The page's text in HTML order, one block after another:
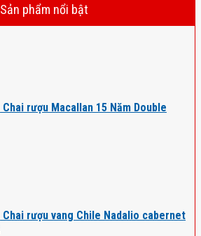
Sản phẩm nổi bật
Chai rượu Macallan 15 Năm Double
Chai rượu vang Chile Nadalio cabernet